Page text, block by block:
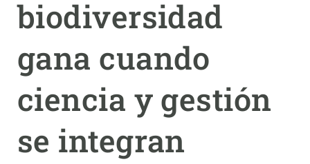
biodiversidad
gana cuando
ciencia y gestión
se integran
NOTICIAS Y AGENDA